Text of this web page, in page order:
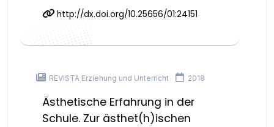
http://dx.doi.org/10.25656/01:24151
REVISTA Erziehung und Unterricht 2018
Ästhetische Erfahrung in der
Schule. Zur ästhet(h)ischen